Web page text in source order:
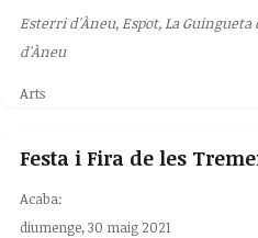
Esterri d'Àneu, Espot, La
d'Àneu
Arts
Festa i Fira de les
Acaba:
diumenge, 30 maig 2021